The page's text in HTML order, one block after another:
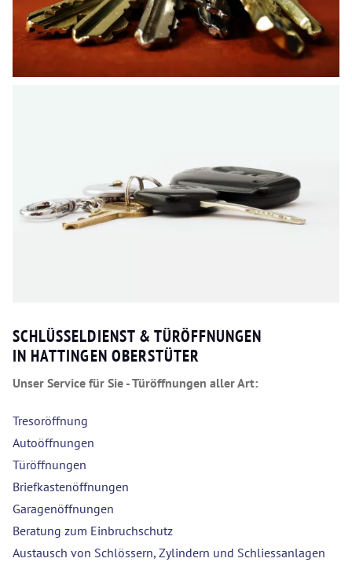
SCHLÜSSELDIENST & TÜRÖFFNUNGEN
IN HATTINGEN OBERSTÜTER
Unser Service für Sie - Türöffnungen aller Art:
Tresoröffnung
Autoöffnungen
Türöffnungen
Briefkastenöffnungen
Garagenöffnungen
Beratung zum Einbruchschutz
Austausch von Schlössern, Zylindern und Schliessanlagen